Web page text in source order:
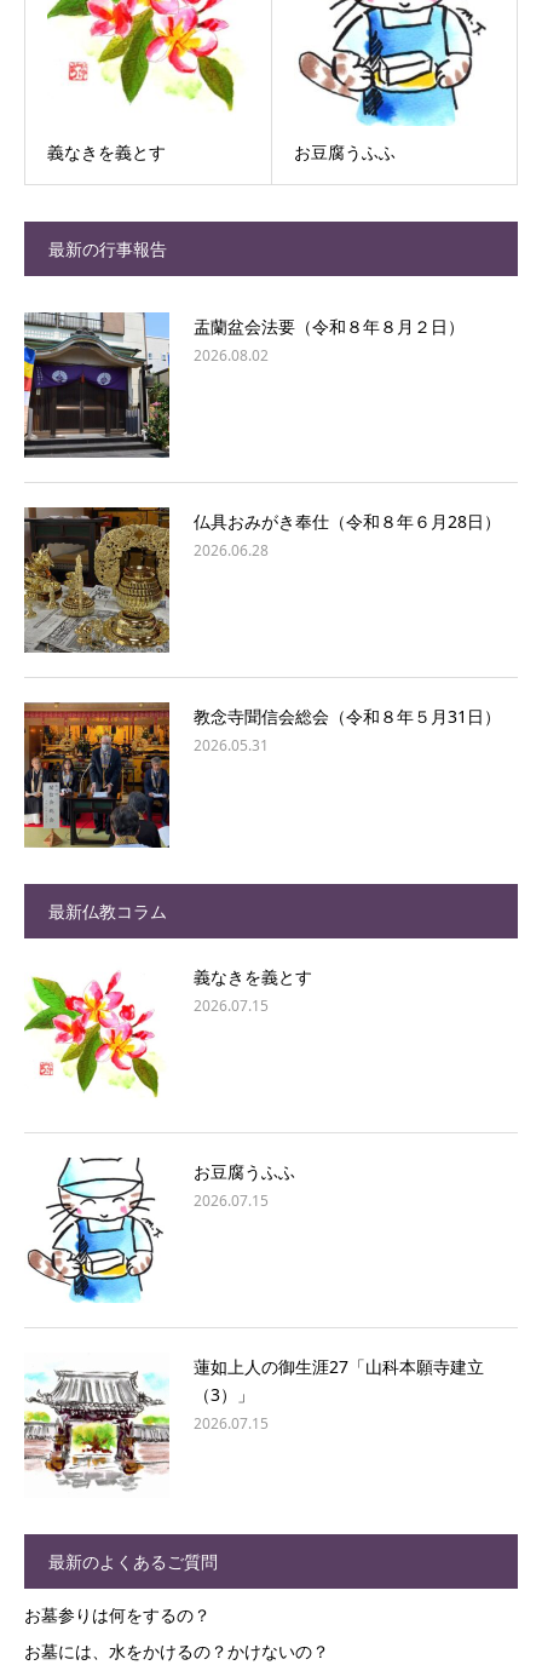
義なきを義とす お豆腐うふふ
最新の行事報告
盂蘭盆会法要（令和８年８月２日）
2026.08.02
仏具おみがき奉仕（令和８年６月28日）
2026.06.28
教念寺聞信会総会（令和８年５月31日）
2026.05.31
最新仏教コラム
義なきを義とす
2026.07.15
お豆腐うふふ
2026.07.15
蓮如上人の御生涯27「山科本願寺建立
（3）」
2026.07.15
最新のよくあるご質問
お墓参りは何をするの？
お墓には、水をかけるの？かけないの？